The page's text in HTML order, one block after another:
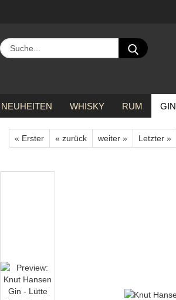
Suche...
NEUHEITEN WHISKY RUM GIN
« Erster « zurück weiter » Letzter »